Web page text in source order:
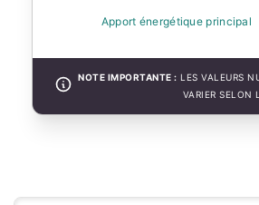
Apport énergétique principal
NOTE IMPORTANTE : LES VALEURS
VARIER SELON